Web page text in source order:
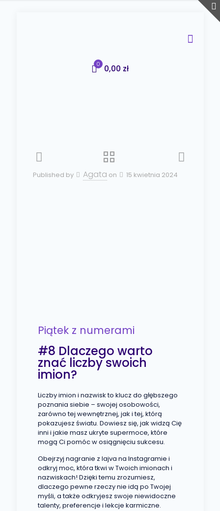
0 0,00 zł
Published by Agata on 15 kwietnia 2024
Piątek z numerami
#8 Dlaczego warto
znać liczby swoich
imion?
Liczby imion i nazwisk to klucz do głębszego
poznania siebie – swojej osobowości,
zarówno tej wewnętrznej, jak i tej, którą
pokazujesz światu. Dowiesz się, jak widzą Cię
inni i jakie masz ukryte supermoce, które
mogą Ci pomóc w osiągnięciu sukcesu.
Obejrzyj nagranie z lajva na Instagramie i
odkryj moc, która tkwi w Twoich imionach i
nazwiskach! Dzięki temu zrozumiesz,
dlaczego pewne rzeczy nie idą po Twojej
myśli, a także odkryjesz swoje niewidoczne
talenty, preferencje i lekcje karmiczne.